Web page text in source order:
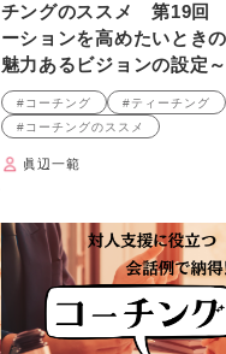
チングのススメ 第19回
ーションを高めたいとき
魅力あるビジョンの設定～
#コーチング
#ティーチング
#コーチングのススメ
眞辺一範